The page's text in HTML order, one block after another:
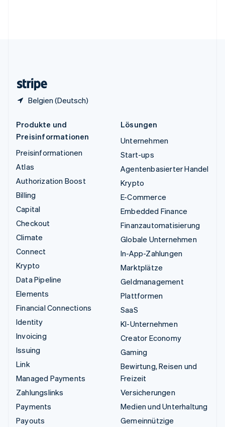
Belgien (Deutsch)
Produkte und
Preisinformationen
Preisinformationen
Atlas
Authorization Boost
Billing
Capital
Checkout
Climate
Connect
Krypto
Data Pipeline
Elements
Financial Connections
Identity
Invoicing
Issuing
Link
Managed Payments
Zahlungslinks
Payments
Payouts
Lösungen
Unternehmen
Start-ups
Agentenbasierter Handel
Krypto
E-Commerce
Embedded Finance
Finanzautomatisierung
Globale Unternehmen
In-App-Zahlungen
Marktplätze
Geldmanagement
Plattformen
SaaS
KI-Unternehmen
Creator Economy
Gaming
Bewirtung, Reisen und
Freizeit
Versicherungen
Medien und Unterhaltung
Gemeinnützige